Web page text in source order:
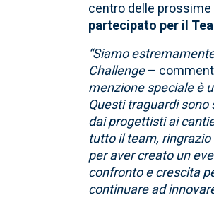
centro delle prossime
partecipato per il
“Siamo
Challenge–
menzione speciale è
Questi traguardi
dai progettisti ai
tutto il team,
per aver creato un
confronto e crescita
continuare ad